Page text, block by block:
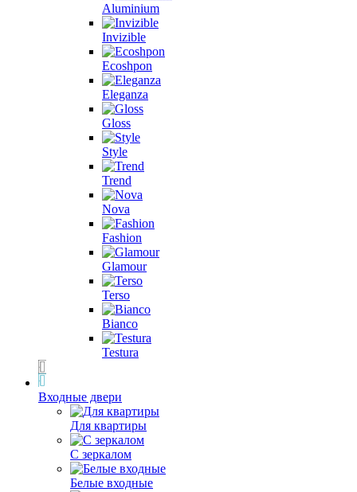
Aluminium
Invizible
Ecoshpon
Eleganza
Gloss
Style
Trend
Nova
Fashion
Glamour
Terso
Bianco
Testura
Входные двери
Для квартиры
С зеркалом
Белые входные